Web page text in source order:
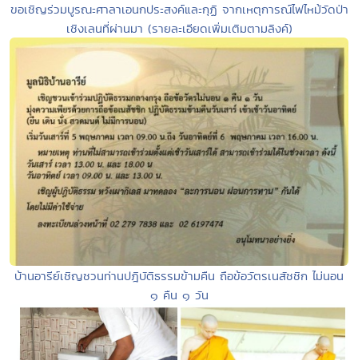
ขอเชิญร่วมบูรณะศาลาเอนกประสงค์และกุฏิ จากเหตุการณ์ไฟไหม้วัดป่า
เชิงเลนที่ผ่านมา (รายละเอียดเพิ่มเติมตามลิงค์)
บ้านอารีย์เชิญชวนท่านปฎิบัติธรรมข้ามคืน ถือข้อวัตรเนสัชชิก ไม่นอน
๑ คืน ๑ วัน